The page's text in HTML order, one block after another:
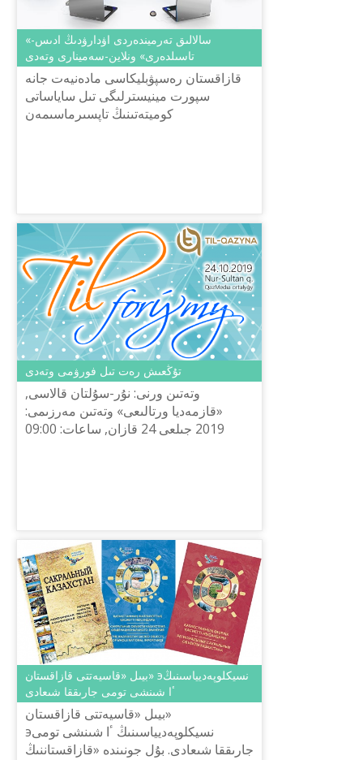
«سالالىق تەرميندەردى اۋدارۋدىڭ ادىس-
تاسىلدەرى» ونلاين-سەمينارى وتەدى
قازاقستان رەسپۋبليكاسى مادەنيەت جانە
سپورت مينيسترلىگى تىل ساياساتى
كوميتەتىنىڭ تاپسىرماسىمەن
تۇڭعىش رەت تىل فورۋمى وتەدى
وتەتىن ورنى: نۇر-سۇلتان قالاسى,
«قازمەديا ورتالىعى» وتەتىن مەرزىمى:
2019 جىلعى 24 قازان, ساعات: 09:00
بيىل «قاسيەتتى قازاقستان» эنسيكلوپەديياسىنىڭ
ٴا شىنشى تومى جارىققا شىعادى
بيىل «قاسيەتتى قازاقستان»
эنسيكلوپەديياسىنىڭ ٴا شىنشى تومى
جارىققا شىعادى. بۇل جونىندە «قازاقستاننىڭ